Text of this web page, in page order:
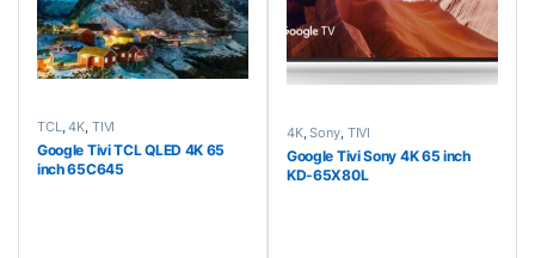
TCL,4K, TIVI
Google Tivi TCL QLED 4K 65
inch 65C645
4K,Sony, TIVI
Google Tivi Sony 4K 65 inch
KD-65X80L